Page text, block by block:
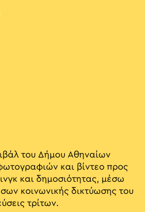
του Δήμου Αθηναίων
και βίντεο προς
και δημοσιότητας, μέσω
κοινωνικής δικτύωσης του
τρίτων.